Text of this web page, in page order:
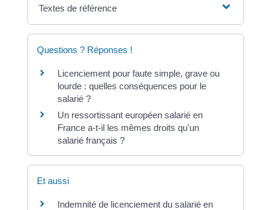
Textes de référence
Questions ? Réponses !
Licenciement pour faute simple, grave ou
lourde : quelles conséquences pour le
salarié ?
Un ressortissant européen salarié en
France a-t-il les mêmes droits qu'un
salarié français ?
Et aussi
Indemnité de licenciement du salarié en